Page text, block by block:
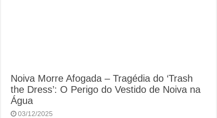
Noiva Morre Afogada – Tragédia do ‘Trash
the Dress’: O Perigo do Vestido de Noiva na
Água
03/12/2025